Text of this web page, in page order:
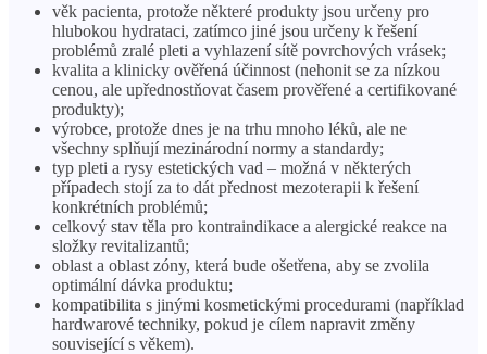
věk pacienta, protože některé produkty jsou určeny pro
hlubokou hydrataci, zatímco jiné jsou určeny k řešení
problémů zralé pleti a vyhlazení sítě povrchových vrásek;
kvalita a klinicky ověřená účinnost (nehonit se za nízkou
cenou, ale upřednostňovat časem prověřené a certifikované
produkty);
výrobce, protože dnes je na trhu mnoho léků, ale ne
všechny splňují mezinárodní normy a standardy;
typ pleti a rysy estetických vad – možná v některých
případech stojí za to dát přednost mezoterapii k řešení
konkrétních problémů;
celkový stav těla pro kontraindikace a alergické reakce na
složky revitalizantů;
oblast a oblast zóny, která bude ošetřena, aby se zvolila
optimální dávka produktu;
kompatibilita s jinými kosmetickými procedurami (například
hardwarové techniky, pokud je cílem napravit změny
související s věkem).